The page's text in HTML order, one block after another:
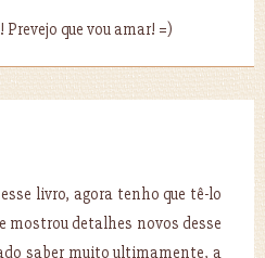
Prevejo que vou amar! =)
livro, agora tenho que tê-lo
mostrou detalhes novos desse
saber muito ultimamente, a